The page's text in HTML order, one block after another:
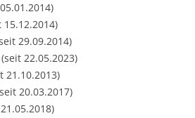
15.12.2014)
29.09.2014)
22.05.2023)
21.10.2013)
20.03.2017)